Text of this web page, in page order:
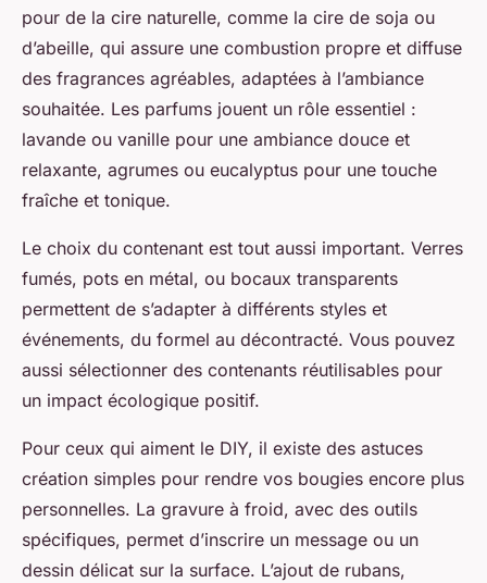
pour de la cire naturelle, comme la cire de soja ou
d’abeille, qui assure une combustion propre et diffuse
des fragrances agréables, adaptées à l’ambiance
souhaitée. Les parfums jouent un rôle essentiel :
lavande ou vanille pour une ambiance douce et
relaxante, agrumes ou eucalyptus pour une touche
fraîche et tonique.
Le choix du contenant est tout aussi important. Verres
fumés, pots en métal, ou bocaux transparents
permettent de s’adapter à différents styles et
événements, du formel au décontracté. Vous pouvez
aussi sélectionner des contenants réutilisables pour
un impact écologique positif.
Pour ceux qui aiment le DIY, il existe des astuces
création simples pour rendre vos bougies encore plus
personnelles. La gravure à froid, avec des outils
spécifiques, permet d’inscrire un message ou un
dessin délicat sur la surface. L’ajout de rubans,